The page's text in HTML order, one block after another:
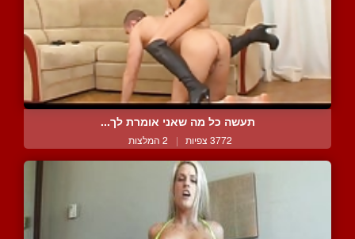
תעשה כל מה שאני אומרת לך...
3772 צפיות | 2 המלצות